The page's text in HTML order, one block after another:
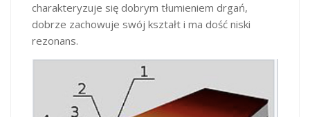
charakteryzuje się dobrym tłumieniem drgań,
dobrze zachowuje swój kształt i ma dość niski
rezonans.